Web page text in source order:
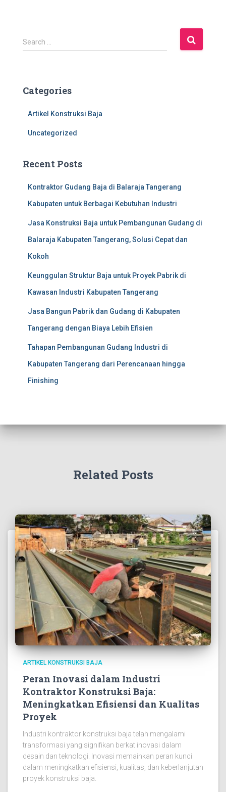
S
e
h
Search …
Categories
Artikel Konstruksi Baja
Uncategorized
Recent Posts
Kontraktor Gudang Baja di Balaraja Tangerang
Kabupaten untuk Berbagai Kebutuhan Industri
Jasa Konstruksi Baja untuk Pembangunan Gudang di
Balaraja Kabupaten Tangerang, Solusi Cepat dan
Kokoh
Keunggulan Struktur Baja untuk Proyek Pabrik di
Kawasan Industri Kabupaten Tangerang
Jasa Bangun Pabrik dan Gudang di Kabupaten
Tangerang dengan Biaya Lebih Efisien
Tahapan Pembangunan Gudang Industri di
Kabupaten Tangerang dari Perencanaan hingga
Finishing
Related Posts
ARTIKEL KONSTRUKSI BAJA
Peran Inovasi dalam Industri
Kontraktor Konstruksi Baja:
Meningkatkan Efisiensi dan Kualitas
Proyek
Industri kontraktor konstruksi baja telah mengalami
transformasi yang signifikan berkat inovasi dalam
desain dan teknologi. Inovasi memainkan peran kunci
dalam meningkatkan efisiensi, kualitas, dan keberlanjutan
proyek konstruksi baja.